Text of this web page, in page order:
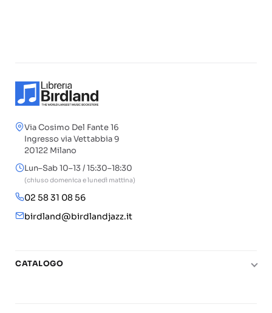
Via Cosimo Del Fante 16
Ingresso via Vettabbia 9
20122 Milano
Lun–Sab 10–13 / 15:30–18:30
(chiuso domenica e lunedì mattina)
02 58 31 08 56
birdland@birdlandjazz.it
CATALOGO